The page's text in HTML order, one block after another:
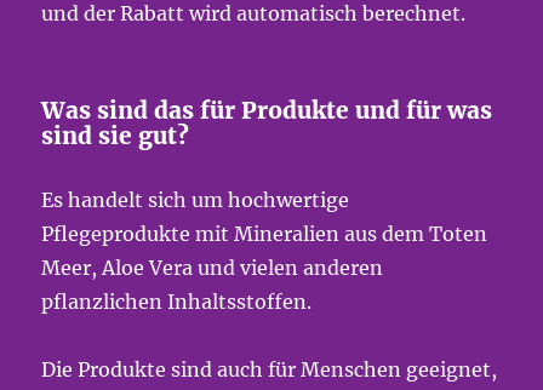
und der Rabatt wird automatisch berechnet.
Was sind das für Produkte und für was
sind sie gut?
Es handelt sich um hochwertige
Pflegeprodukte mit Mineralien aus dem Toten
Meer, Aloe Vera und vielen anderen
pflanzlichen Inhaltsstoffen.
Die Produkte sind auch für Menschen geeignet,